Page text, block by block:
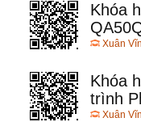
Khóa
Xuân
Khóa
trình
Xuân